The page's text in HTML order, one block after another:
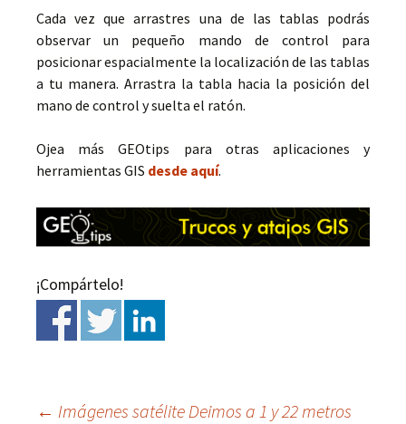
Cada vez que arrastres una de las tablas podrás
observar un pequeño mando de control para
posicionar espacialmente la localización de las tablas
a tu manera. Arrastra la tabla hacia la posición del
mano de control y suelta el ratón.
Ojea más GEOtips para otras aplicaciones y
herramientas GIS desde aquí.
¡Compártelo!
← Imágenes satélite Deimos a 1 y 22 metros